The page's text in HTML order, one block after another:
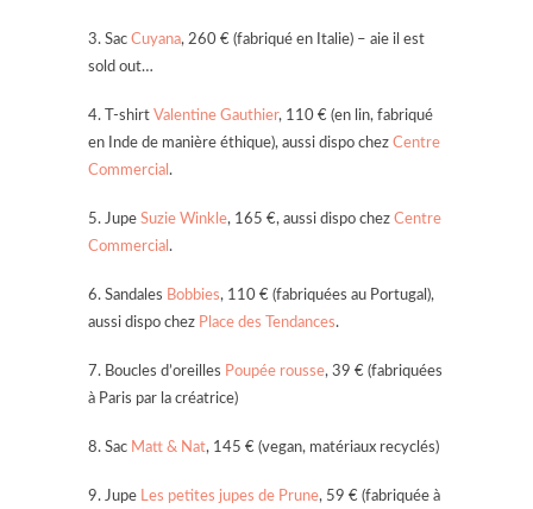
3. Sac Cuyana, 260 € (fabriqué en Italie) – aie il est
sold out…
4. T-shirt Valentine Gauthier, 110 € (en lin, fabriqué
en Inde de manière éthique), aussi dispo chez Centre
Commercial .
5. Jupe Suzie Winkle, 165 €, aussi dispo chez Centre
Commercial .
6. Sandales Bobbies, 110 € (fabriquées au Portugal),
aussi dispo chez Place des Tendances.
7. Boucles d’oreilles Poupée rousse, 39 € (fabriquées
à Paris par la créatrice)
8. Sac Matt & Nat, 145 € (vegan, matériaux recyclés)
9. Jupe Les petites jupes de Prune, 59 € (fabriquée à